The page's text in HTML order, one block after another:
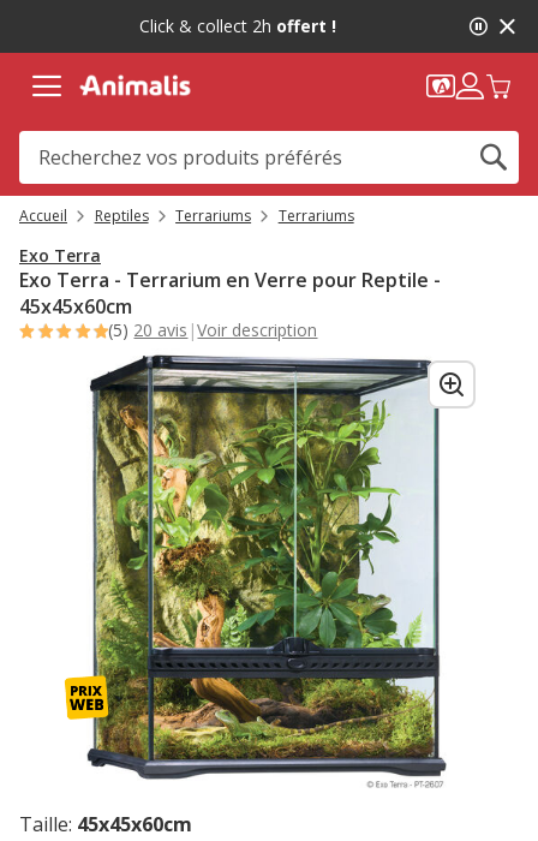
message,
Click & collect 2h offert !
Accueil Reptiles Terrariums Terrariums
Exo Terra
Exo Terra - Terrarium en Verre pour Reptile -
45x45x60cm
(5) 20 avis |Voir description
Taille: 45x45x60cm